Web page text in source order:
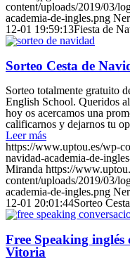
content/uploads/2019/03/
academia-de-ingles.png
12-01 19:59:13Fiesta de
Sorteo Cesta de
Sorteo totalmente gratuito
English School. Queridos
hoy os acercamos una
calificarnos y dejarnos tu
Leer más
https://www.uptou.es/wp-
navidad-academia-de-
Miranda https://
content/uploads/2019/03/
academia-de-ingles.png
12-01 20:01:44Sorteo
Free Speaking inglés
Vitoria